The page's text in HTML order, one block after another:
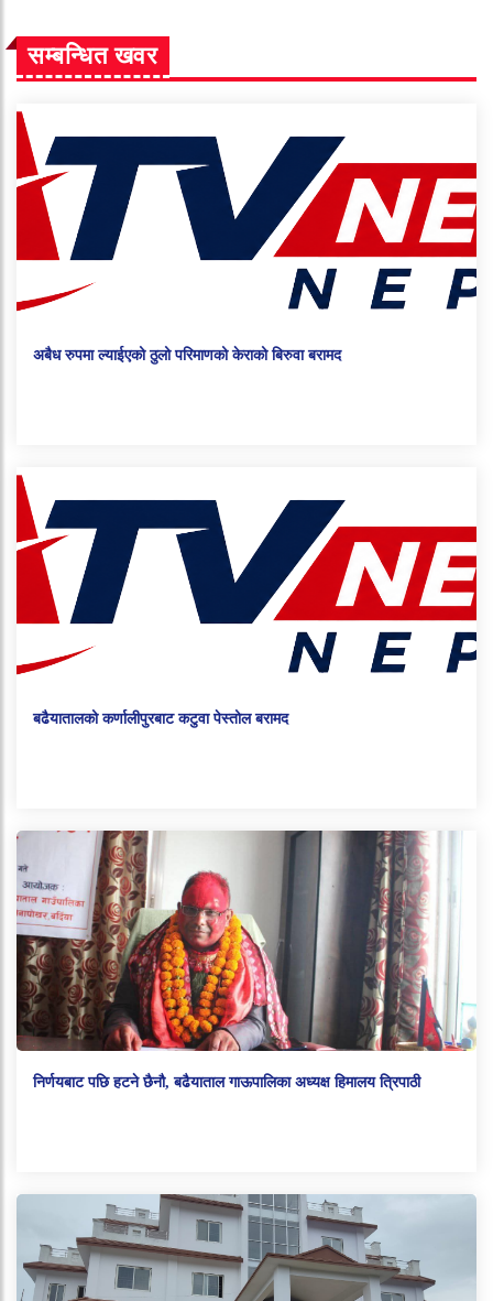
सम्बन्धित खवर
अबैध रुपमा ल्याईएको ठुलो परिमाणको केराको बिरुवा बरामद
बढैयातालको कर्णालीपुरबाट कटुवा पेस्तोल बरामद
निर्णयबाट पछि हटने छैनौ, बढैयाताल गाऊपालिका अध्यक्ष हिमालय त्रिपाठी